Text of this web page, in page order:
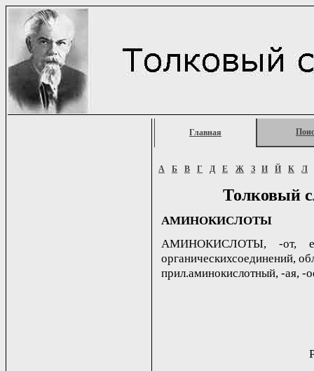
Главная
А Б В Г Д Е Ж З И Й К Л
Толковый
АМИНОКИСЛОТЫ
АМИНОКИСЛОТЫ, -от,
органическихсоединений,
прил.аминокислотный, -ая, -